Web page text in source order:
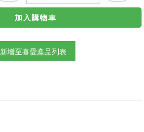
新增至喜愛產品列表